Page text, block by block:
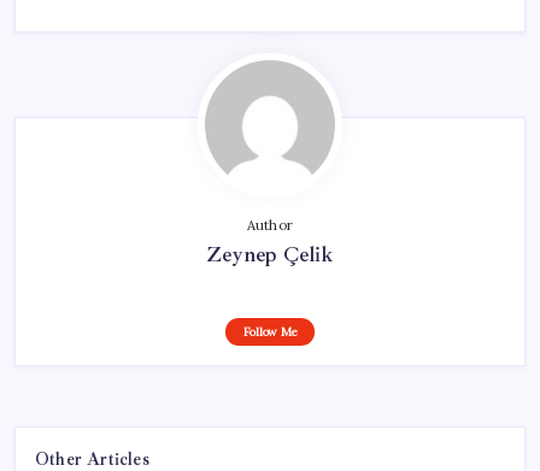
Author
Zeynep Çelik
Follow Me
Other Articles